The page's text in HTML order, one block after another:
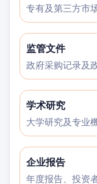
专有及第三方市
监管文件
政府采购记录及
学术研究
大学研究及专业
企业报告
年度报告、投资